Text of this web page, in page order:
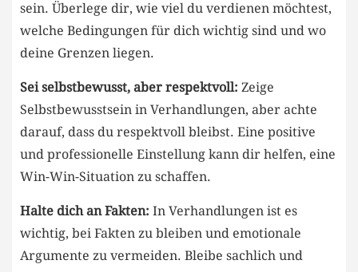
sein. Überlege dir, wie⁣ viel du ‌verdienen möchtest,
welche ⁤Bedingungen​ für dich wichtig sind und wo
deine Grenzen liegen.
Sei selbstbewusst, aber respektvoll: Zeige
Selbstbewusstsein in Verhandlungen, aber achte
‍darauf, dass du respektvoll bleibst. Eine positive
und ‍professionelle Einstellung kann dir helfen, eine
Win-Win-Situation zu schaffen.
Halte‌ dich an Fakten: In Verhandlungen ist es⁤
wichtig, bei Fakten zu bleiben und emotionale
Argumente zu vermeiden. Bleibe sachlich und